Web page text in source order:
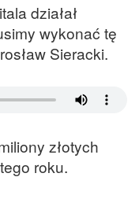
działał
wykonać tę
Sieracki.
złotych
roku.